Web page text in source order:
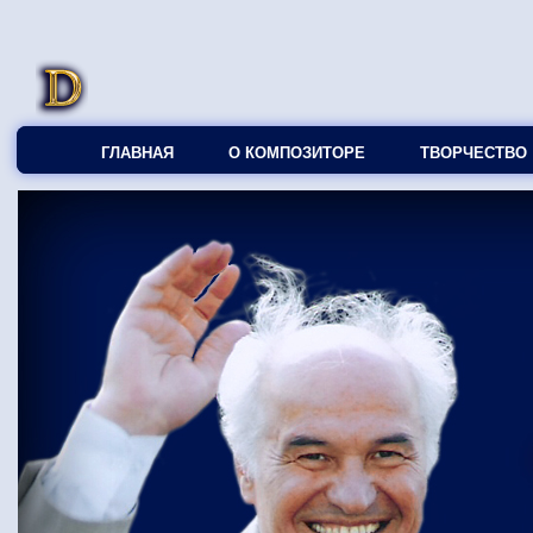
ГЛАВНАЯ О КОМПОЗИТОРЕ ТВОРЧЕСТВО